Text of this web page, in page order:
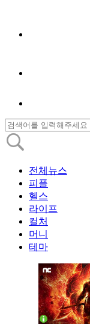
전체뉴스
피플
헬스
라이프
컬처
머니
테마